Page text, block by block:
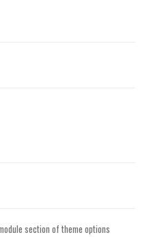
section of theme options